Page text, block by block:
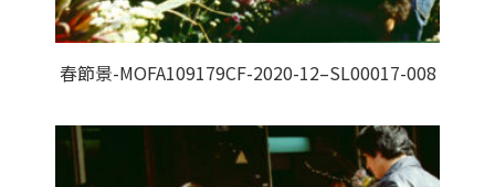
春節景-MOFA109179CF-2020-12–SL00017-008